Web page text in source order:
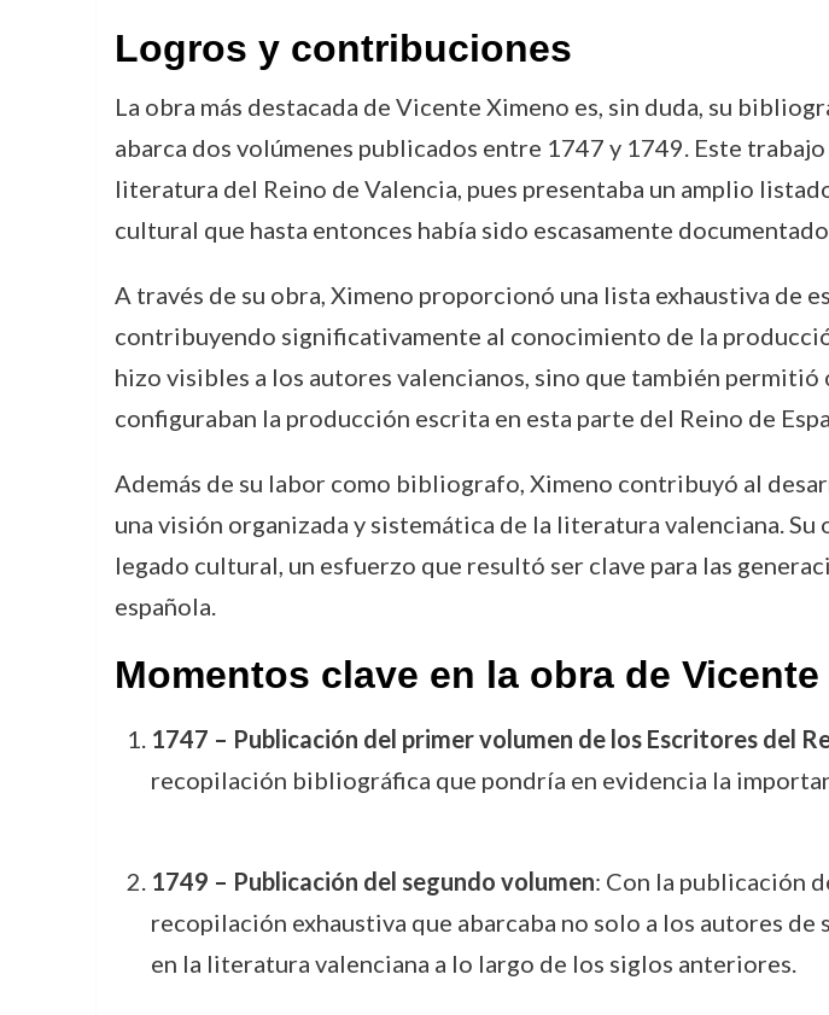
Logros y contribuciones
La obra más destacada de Vicente Ximeno es, sin duda, su
abarca dos volúmenes publicados entre 1747 y 1749. Este
literatura del Reino de Valencia, pues presentaba un amplio
cultural que hasta entonces había sido escasamente
A través de su obra, Ximeno proporcionó una lista exhaustiva
contribuyendo significativamente al conocimiento de la
hizo visibles a los autores valencianos, sino que también
configuraban la producción escrita en esta parte del Reino de
Además de su labor como bibliografo, Ximeno contribuyó al
una visión organizada y sistemática de la literatura valenciana.
legado cultural, un esfuerzo que resultó ser clave para las
española.
Momentos clave en la obra de
1747 – Publicación del primer volumen de los Escritores del
recopilación bibliográfica que pondría en evidencia la
1749 – Publicación del segundo volumen: Con la publicación
recopilación exhaustiva que abarcaba no solo a los autores
en la literatura valenciana a lo largo de los siglos anteriores.